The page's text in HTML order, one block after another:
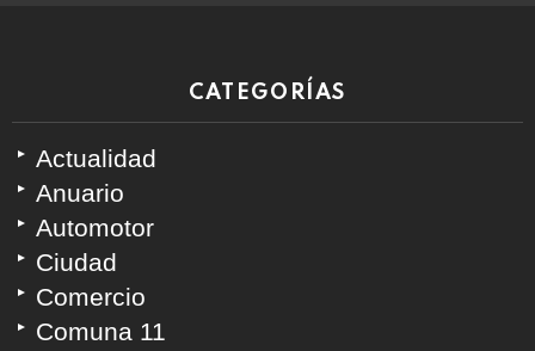
CATEGORÍAS
Actualidad
Anuario
Automotor
Ciudad
Comercio
Comuna 11